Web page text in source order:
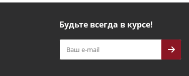
Будьте всегда в курсе!